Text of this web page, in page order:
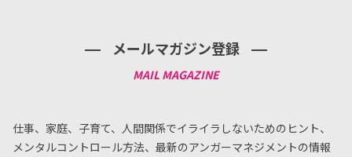
メールマガジン登録
仕事、家庭、子育て、人間関係でイライラしないためのヒント、
メンタルコントロール方法、 最新のアンガーマネジメントの情報